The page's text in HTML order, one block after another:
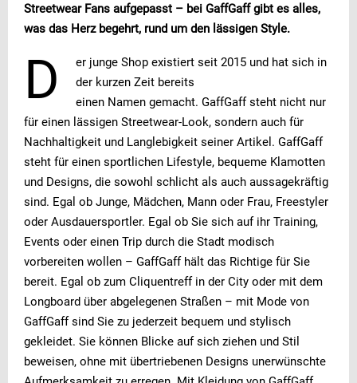
Streetwear Fans aufgepasst – bei GaffGaff gibt es alles,
was das Herz begehrt, rund um den lässigen Style.
D
er junge Shop existiert seit 2015 und hat sich in
der kurzen Zeit bereits
einen Namen gemacht. GaffGaff steht nicht nur
für einen lässigen Streetwear-Look, sondern auch für
Nachhaltigkeit und Langlebigkeit seiner Artikel. GaffGaff
steht für einen sportlichen Lifestyle, bequeme Klamotten
und Designs, die sowohl schlicht als auch aussagekräftig
sind. Egal ob Junge, Mädchen, Mann oder Frau, Freestyler
oder Ausdauersportler. Egal ob Sie sich auf ihr Training,
Events oder einen Trip durch die Stadt modisch
vorbereiten wollen – GaffGaff hält das Richtige für Sie
bereit. Egal ob zum Cliquentreff in der City oder mit dem
Longboard über abgelegenen Straßen – mit Mode von
GaffGaff sind Sie zu jederzeit bequem und stylisch
gekleidet. Sie können Blicke auf sich ziehen und Stil
beweisen, ohne mit übertriebenen Designs unerwünschte